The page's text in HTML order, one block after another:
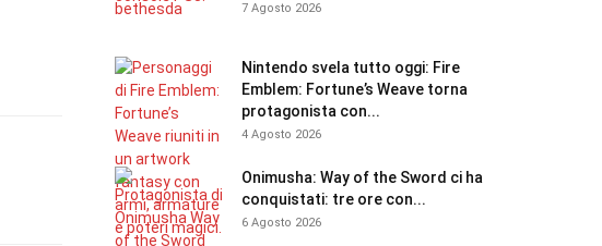
7 Agosto 2026
Nintendo svela tutto oggi: Fire
Emblem: Fortune’s Weave torna
protagonista con...
4 Agosto 2026
Onimusha: Way of the Sword ci ha
conquistati: tre ore con...
6 Agosto 2026